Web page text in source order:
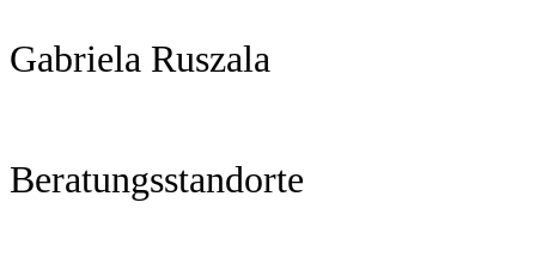
Gabriela Ruszala
Beratungsstandorte